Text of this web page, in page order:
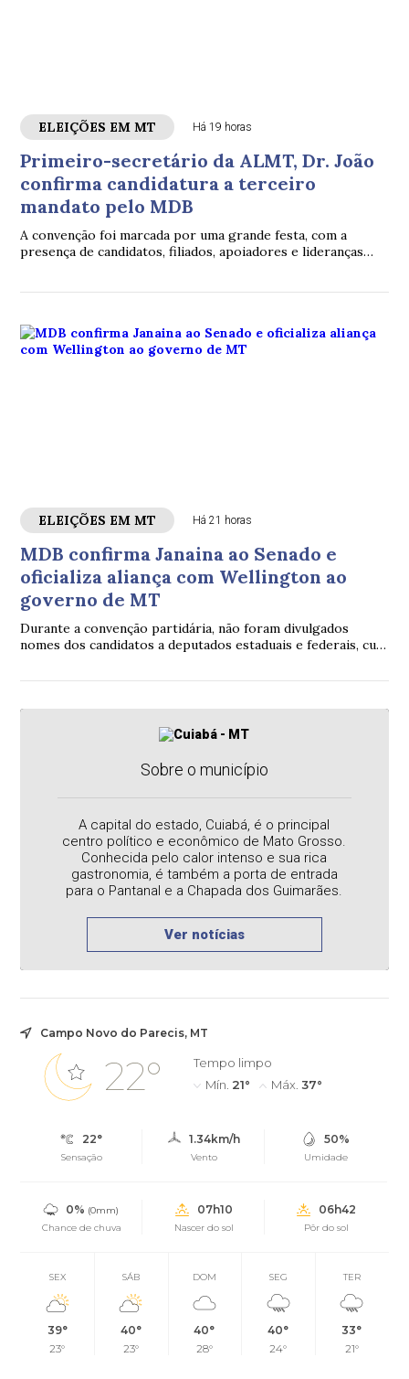
ELEIÇÕES EM MT Há 19 horas
Primeiro-secretário da ALMT, Dr. João
confirma candidatura a terceiro
mandato pelo MDB
A convenção foi marcada por uma grande festa, com a
presença de candidatos, filiados, apoiadores e lideranças
ELEIÇÕES EM MT Há 21 horas
MDB confirma Janaina ao Senado e
oficializa aliança com Wellington ao
governo de MT
Durante a convenção partidária, não foram divulgados
nomes dos candidatos a deputados estaduais e federais, cuja
Sobre o município
A capital do estado, Cuiabá, é o principal
centro político e econômico de Mato Grosso.
Conhecida pelo calor intenso e sua rica
gastronomia, é também a porta de entrada
para o Pantanal e a Chapada dos Guimarães.
Ver notícias
Campo Novo do Parecis, MT
22°
Tempo limpo
Mín. 21° Máx. 37°
22°
Sensação
1.34km/h
Vento
50%
Umidade
0% (0mm)
Chance de chuva
07h10
Nascer do sol
06h42
Pôr do sol
SEX
39°
23°
SÁB
40°
23°
DOM
40°
28°
SEG
40°
24°
TER
33°
21°